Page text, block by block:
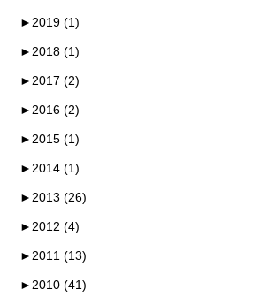
► 2019 (1)
► 2018 (1)
► 2017 (2)
► 2016 (2)
► 2015 (1)
► 2014 (1)
► 2013 (26)
► 2012 (4)
► 2011 (13)
► 2010 (41)